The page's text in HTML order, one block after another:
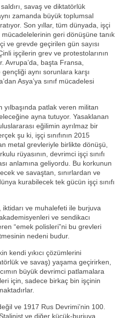
savaş ve diktatörlük
zamanda büyük toplumsal
Son yıllar, tüm dünyada, işçi
mücadelelerinin geri dönüşüne tanık
ve grevde geçirilen gün sayısı
işçilerin grev ve protestolarının
Avrupa’da, başta Fransa,
aynı sorunlara karşı
Asya’ya sınıf mücadelesi
yılbaşında patlak veren militan
ayna tutuyor. Yasaklanan
eğilimin ayrılmaz bir
şu ki, işçi sınıfının 2015
metal grevleriyle birlikte dönüşü,
rüyasının, devrimci işçi sınıfı
anlamına geliyordu. Bu korkunun
ve savaştan, sınırlardan ve
kurabilecek tek gücün işçi sınıfı
iktidarı ve muhalefeti ile burjuva
ve sendikacı
“emek polisleri”ni bu grevleri
nedeni budur.
kendi yıkıcı çözümlerini
ve savaş) yaşama geçirirken,
büyük devrimci patlamalara
için, sadece birkaç bin işçinin
ve 1917 Rus Devrimi’nin 100.
ve diğer küçük-burjuva